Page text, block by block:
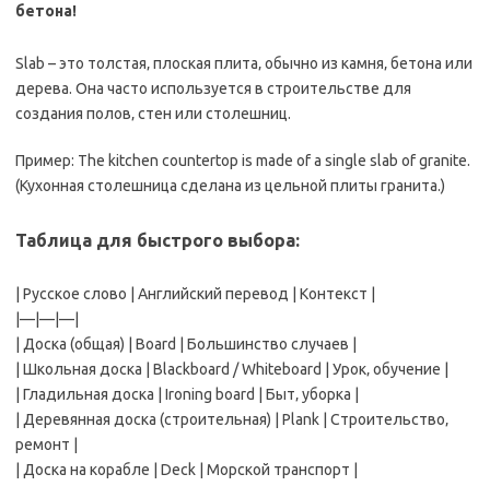
бетона!
Slab – это толстая‚ плоская плита‚ обычно из камня‚ бетона или
дерева. Она часто используется в строительстве для
создания полов‚ стен или столешниц.
Пример: The kitchen countertop is made of a single slab of granite.
(Кухонная столешница сделана из цельной плиты гранита.)
Таблица для быстрого выбора:
| Русское слово | Английский перевод | Контекст |
|—|—|—|
| Доска (общая) | Board | Большинство случаев |
| Школьная доска | Blackboard / Whiteboard | Урок‚ обучение |
| Гладильная доска | Ironing board | Быт‚ уборка |
| Деревянная доска (строительная) | Plank | Строительство‚
ремонт |
| Доска на корабле | Deck | Морской транспорт |